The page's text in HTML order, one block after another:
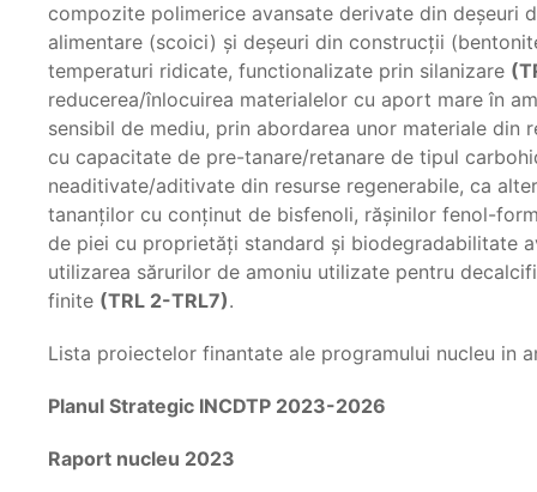
compozite polimerice avansate derivate din deşeuri
alimentare (scoici) și deşeuri din construcţii
temperaturi ridicate, functionalizate prin silanizare
reducerea/înlocuirea materialelor cu aport mare în
sensibil de mediu, prin abordarea unor materiale din
cu capacitate de pre-tanare/retanare de tipul
neaditivate/aditivate din resurse regenerabile, ca
tananților cu conţinut de bisfenoli, răşinilor fenol-
de piei cu proprietăţi standard şi biodegradabilitate
utilizarea sărurilor de amoniu utilizate pentru
finite (TRL 2-TRL7).
Lista proiectelor finantate ale programului nucleu in
Planul Strategic INCDTP 2023-2026
Raport nucleu 2023